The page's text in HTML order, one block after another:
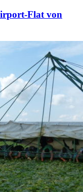
Flat von